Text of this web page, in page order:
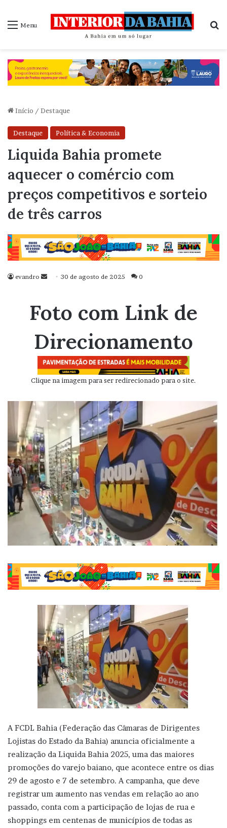
Menu
Início / Destaque
Destaque Política & Economia
Liquida Bahia promete
aquecer o comércio com
preços competitivos e sorteio
de três carros
evandro
Mande
mail
30 de agosto de 2025 0
Foto com Link de
Direcionamento
Clique na imagem para ser redirecionado para o site.
A FCDL Bahia (Federação das Câmaras de Dirigentes
Lojistas do Estado da Bahia) anuncia oficialmente a
realização da Liquida Bahia 2025, uma das maiores
promoções do varejo baiano, que acontece entre os dias
29 de agosto e 7 de setembro. A campanha, que deve
registrar um aumento nas vendas em relação ao ano
passado, conta com a participação de lojas de rua e
shoppings em centenas de municípios de todas as